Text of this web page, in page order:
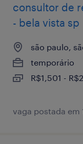
consultor de
- bela vista sp
são paulo,
temporário
R$1,501 -
vaga postada em